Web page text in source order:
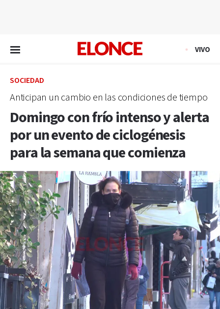
VIVO
SOCIEDAD
Anticipan un cambio en las condiciones de tiempo
Domingo con frío intenso y alerta
por un evento de ciclogénesis
para la semana que comienza